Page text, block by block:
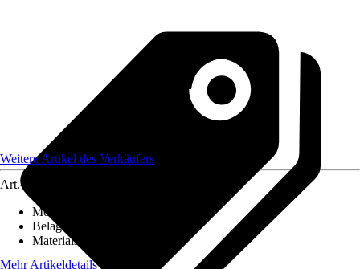
Weitere Artikel des Verkäufers
Art.-Nr.
Montageart
Belagstärke
Materialspezifizierung
Mehr Artikeldetails